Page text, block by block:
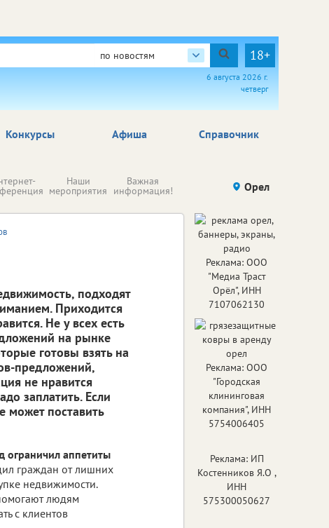
по новостям 18+
6 августа 2026 г.
четверг
Афиша Справочник
Конкурсы
Наши
мероприятия
Важная
информация! Происшествия Здоровье
Орел
подходят
Приходится
Не у всех есть
на рынке
готовы взять на
предложений,
не нравится
заплатить. Если
может поставить
ограничил аппетиты
граждан от лишних
недвижимости.
людям
с клиентов
Реклама: ООО
"Медиа Траст
Орёл", ИНН
7107062130
Реклама: ООО
"Городская
клининговая
компания", ИНН
5754006405
Реклама: ИП
Костенников Я.О ,
ИНН
575300050627